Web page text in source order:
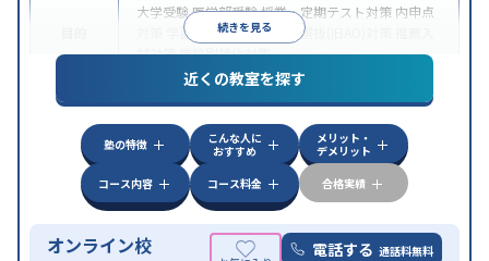
続きを見る
大学受験医学部受験授業・定期テスト対策 内申点
学習習慣の定着 総合型選抜(旧AO)対策
試対策学校別特化対策
特徴
中高一貫校生に対応授業の振替可能
学習にPC・タブレットを利用オンライン対応1
科目から受講可能
近くの教室を探す
塾の特徴
こんな人に
おすすめ
メリット・
デメリット
コース内容
コース料金 合格実績
オンライン校 電話する 通話料無料